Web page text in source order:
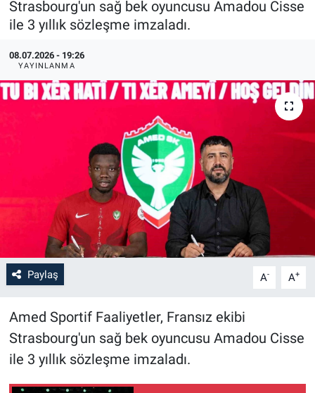
Strasbourg'un sağ bek oyuncusu Amadou Cisse
ile 3 yıllık sözleşme imzaladı.
08.07.2026 - 19:26
YAYINLANMA
Paylaş A- A+
Amed Sportif Faaliyetler, Fransız ekibi
Strasbourg'un sağ bek oyuncusu Amadou Cisse
ile 3 yıllık sözleşme imzaladı.
Haber Arşivi